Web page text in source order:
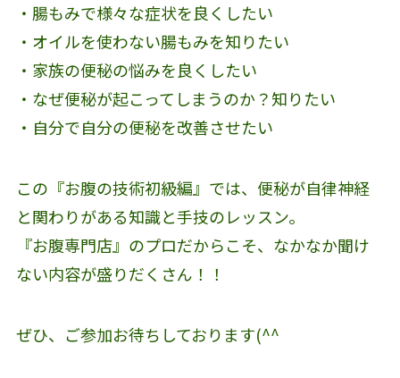
・腸もみで様々な症状を良くしたい
・オイルを使わない腸もみを知りたい
・家族の便秘の悩みを良くしたい
・なぜ便秘が起こってしまうのか？知りたい
・自分で自分の便秘を改善させたい
この『お腹の技術初級編』では、便秘が自律神経
と関わりがある知識と手技のレッスン。
『お腹専門店』のプロだからこそ、なかなか聞け
ない内容が盛りだくさん！！
ぜひ、ご参加お待ちしております(^^